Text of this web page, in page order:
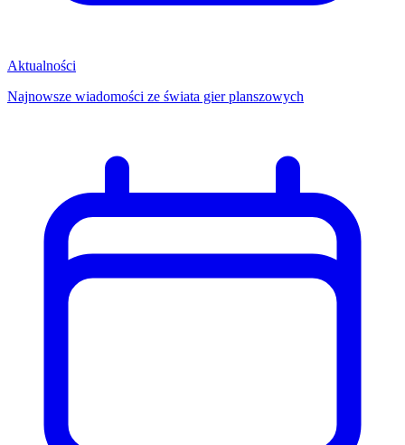
Aktualności
Najnowsze wiadomości ze świata gier planszowych